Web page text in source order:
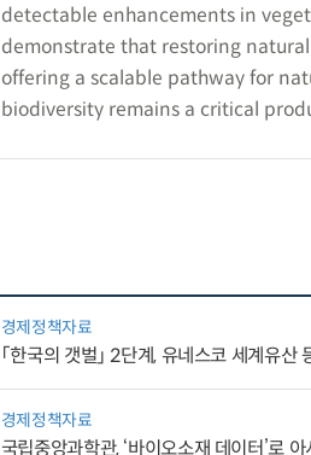
detectable enhancements in
demonstrate that restoring
offering a scalable pathway for
biodiversity remains a critical
경제정책자료
「한국의 갯벌」 2단계, 유네스코 세계유산
경제정책자료
국립중앙과학관, ‘바이오소재 데이터’로